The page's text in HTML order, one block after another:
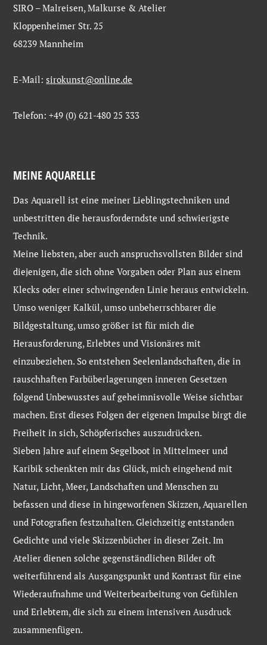
SIRO – Malreisen, Malkurse & Atelier
Kloppenheimer Str. 25
68239 Mannheim
E-Mail:sirokunst@online.de
Telefon: +49 (0) 621-480 25 333
MEINE AQUARELLE
Das Aquarell ist eine meiner Lieblingstechniken und
unbestritten die herausforderndste und schwierigste
Technik.
Meine liebsten, aber auch anspruchsvollsten Bilder sind
diejenigen, die sich ohne Vorgaben oder Plan aus einem
Klecks oder einer schwingenden Linie heraus entwickeln.
Umso weniger Kalkül, umso unbeherrschbarer die
Bildgestaltung, umso größer ist für mich die
Herausforderung, Erlebtes und Visionäres mit
einzubeziehen. So entstehen Seelenlandschaften, die in
rauschhaften Farbüberlagerungen inneren Gesetzen
folgend Unbewusstes auf geheimnisvolle Weise sichtbar
machen. Erst dieses Folgen der eigenen Impulse birgt die
Freiheit in sich, Schöpferisches auszudrücken.
Sieben Jahre auf einem Segelboot in Mittelmeer und
Karibik schenkten mir das Glück, mich eingehend mit
Natur, Licht, Meer, Landschaften und Menschen zu
befassen und diese in hingeworfenen Skizzen, Aquarellen
und Fotografien festzuhalten. Gleichzeitig entstanden
Gedichte und viele Skizzenbücher in dieser Zeit. Im
Atelier dienen solche gegenständlichen Bilder oft
weiterführend als Ausgangspunkt und Kontrast für eine
Wiederaufnahme und Weiterbearbeitung von Gefühlen
und Erlebtem, die sich zu einem intensiven Ausdruck
zusammenfügen.